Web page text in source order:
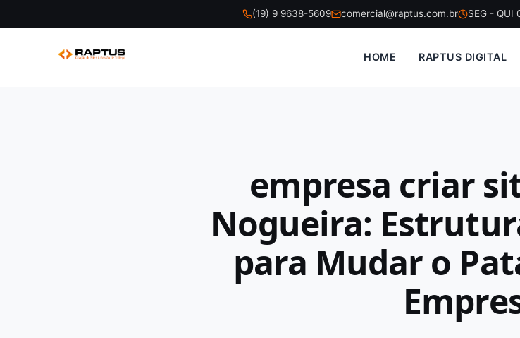
(19) 9 9638-5609 comercial@raptus.com.br SEG - QUI
HOME RAPTUS DIGITAL
empresa criar
Nogueira:
para Mudar o